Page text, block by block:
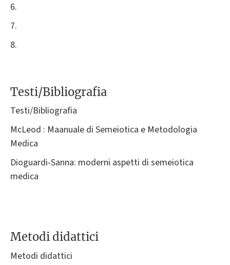
6.
7.
8.
Testi/Bibliografia
Testi/Bibliografia
McLeod : Maanuale di Semeiotica e Metodologia
Medica
Dioguardi-Sanna: moderni aspetti di semeiotica
medica
Metodi didattici
Metodi didattici